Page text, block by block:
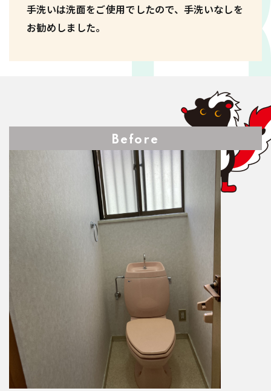
手洗いは洗面をご使用でしたので、手洗いなしを
お勧めしました。
Before